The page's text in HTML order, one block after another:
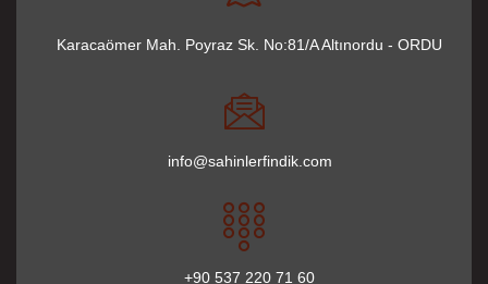
Karacaömer Mah. Poyraz Sk. No:81/A Altınordu - ORDU
info@sahinlerfindik.com
+90 537 220 71 60